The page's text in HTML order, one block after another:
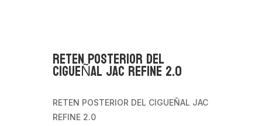
RETEN POSTERIOR DEL
CIGUEÑAL JAC REFINE 2.0
RETEN POSTERIOR DEL CIGUEÑAL JAC
REFINE 2.0